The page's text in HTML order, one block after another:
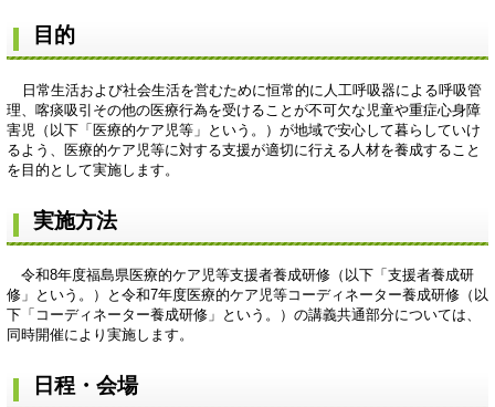
目的
日常生活および社会生活を営むために恒常的に人工呼吸器による呼吸管
理、喀痰吸引その他の医療行為を受けることが不可欠な児童や重症心身障
害児（以下「医療的ケア児等」という。）が地域で安心して暮らしていけ
るよう、医療的ケア児等に対する支援が適切に行える人材を養成すること
を目的として実施します。
実施方法
令和8年度福島県医療的ケア児等支援者養成研修（以下「支援者養成研
修」という。）と令和7年度医療的ケア児等コーディネーター養成研修（以
下「コーディネーター養成研修」という。）の講義共通部分については、
同時開催により実施します。
日程・会場